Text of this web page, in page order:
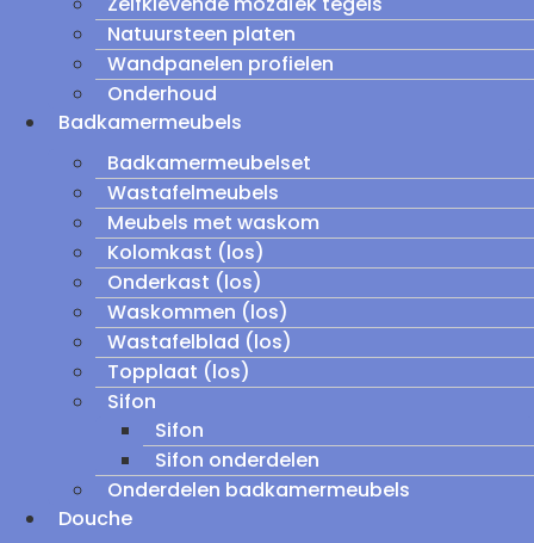
Natuursteen platen
Wandpanelen profielen
Onderhoud
Badkamermeubels
Badkamermeubelset
Wastafelmeubels
Meubels met waskom
Kolomkast (los)
Onderkast (los)
Waskommen (los)
Wastafelblad (los)
Topplaat (los)
Sifon
Sifon
Sifon onderdelen
Onderdelen badkamermeubels
Douche